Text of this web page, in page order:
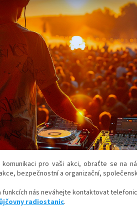
pro vaši akci, obraťte se na
bezpečnostní a organizační,
funkcích nás neváhejte kontaktovat
radiostanic.